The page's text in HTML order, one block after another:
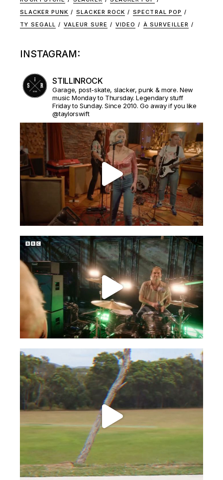
SLACKER PUNK
SLACKER ROCK
SPECTRAL POP
TY SEGALL
VALEUR SURE VIDEO À SURVEILLER
INSTAGRAM:
STILLINROCK
Garage, post-skate, slacker, punk & more. New
music Monday to Thursday. Legendary stuff
Friday to Sunday. Since 2010. Go away if you like
@taylorswift